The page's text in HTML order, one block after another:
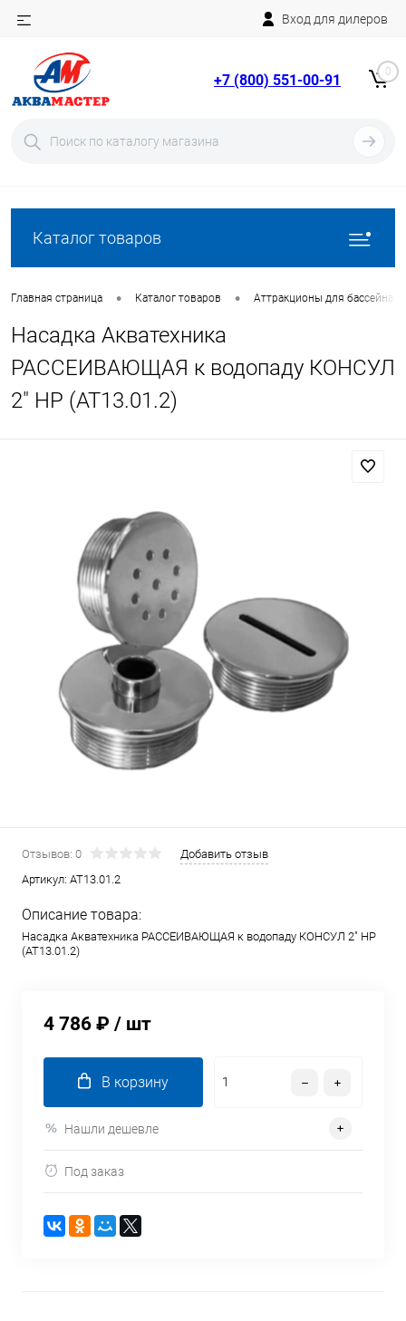
Вход для дилеров
+7 (800) 551-00-91 0
Каталог товаров
Главная страница • Каталог товаров • Аттракционы для бассейна
Насадка Акватехника
РАССЕИВАЮЩАЯ к водопаду КОНСУЛ
2" НР (AT13.01.2)
Отзывов: 0
Добавить отзыв
Артикул: AT13.01.2
Описание товара:
Насадка Акватехника РАССЕИВАЮЩАЯ к водопаду КОНСУЛ 2" НР
(AT13.01.2)
4 786 ₽ / шт
В корзину
Нашли дешевле
Под заказ